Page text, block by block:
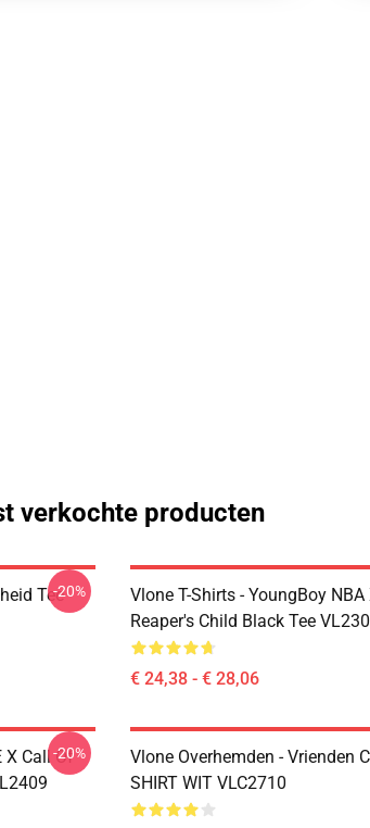
verkochte producten
Tee-20%
Vlone T-Shirts - YoungBoy NBA
Reaper's Child Black Tee
€ 24,38 - € 28,06
X Call Of
-20%
Vlone Overhemden - Vrienden
SHIRT WIT VLC2710